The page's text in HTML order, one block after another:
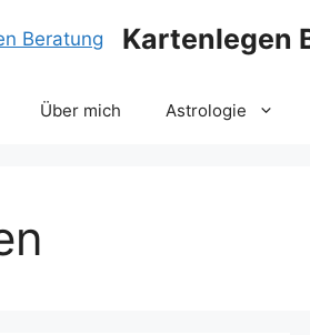
Kartenlegen
Über mich Astrologie